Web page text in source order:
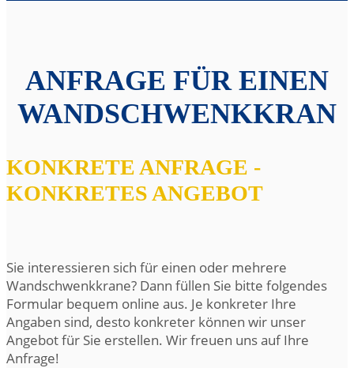
ANFRAGE FÜR EINEN
WANDSCHWENKKRAN
KONKRETE ANFRAGE -
KONKRETES ANGEBOT
Sie interessieren sich für einen oder mehrere
Wandschwenkkrane? Dann füllen Sie bitte folgendes
Formular bequem online aus. Je konkreter Ihre
Angaben sind, desto konkreter können wir unser
Angebot für Sie erstellen. Wir freuen uns auf Ihre
Anfrage!